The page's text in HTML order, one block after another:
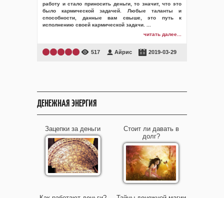
работу и стало приносить деньги, то значит, что это
было кармической задачей. Любые таланты и
способности, данные вам свыше, это путь к
исполнению своей кармической задачи.
читать далее...
517 Айрис 2019-03-29
ДЕНЕЖНАЯ ЭНЕРГИЯ
Зацепки за деньги
Стоит ли давать в
долг?